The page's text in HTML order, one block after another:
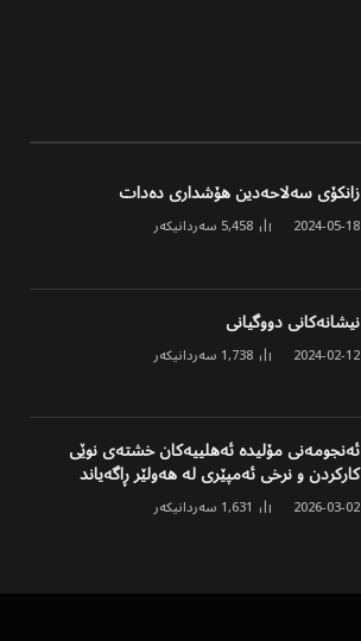
زانکۆی سەلاحەدین هۆشداری دەدات
2024-05-18
5,458 سەردانیکەر
نیشانەکانی دووگیانی
2024-02-12
1,738 سەردانیکەر
ئەنجومەنی مۆلیدە ئەهلییەکان خشتەی نوێی
کارکردن و نرخی ئەمپێری لە هەولێر ڕاگەیاند
2026-03-02
1,631 سەردانیکەر